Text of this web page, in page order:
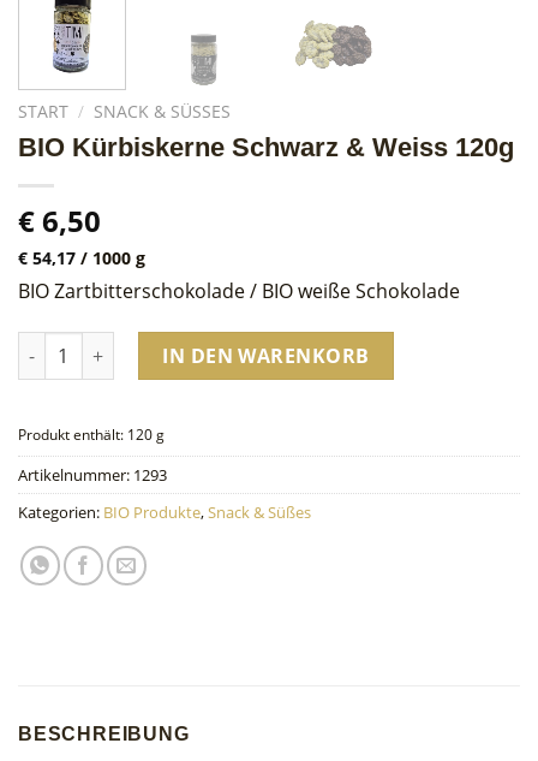
START / SNACK & SÜSSES
BIO Kürbiskerne Schwarz & Weiss 120g
€6,50
€ 54,17/ 1000 g
BIO Zartbitterschokolade / BIO weiße Schokolade
BIO Kürbiskerne Schwarz & Weiss 120g Menge
IN DEN WARENKORB
Produkt enthält: 120 g
Artikelnummer: 1293
Kategorien: BIO Produkte,Snack & Süßes
BESCHREIBUNG